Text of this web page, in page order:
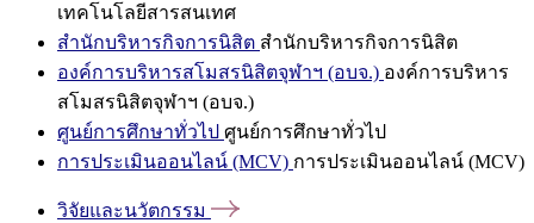
เทคโนโลยีสารสนเทศ
สำนักบริหารกิจการนิสิต สำนักบริหารกิจการนิสิต
องค์การบริหารสโมสรนิสิตจุฬาฯ (อบจ.) องค์การบริหาร
สโมสรนิสิตจุฬาฯ (อบจ.)
ศูนย์การศึกษาทั่วไป ศูนย์การศึกษาทั่วไป
การประเมินออนไลน์ (MCV) การประเมินออนไลน์ (MCV)
วิจัยและนวัตกรรม